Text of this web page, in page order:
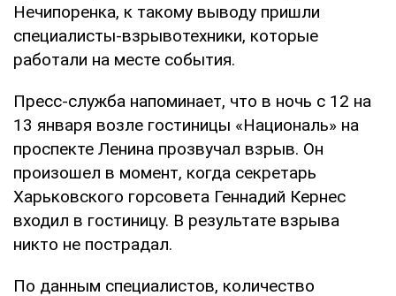
Нечипоренка, к такому выводу пришли
специалисты-взрывотехники, которые
работали на месте события.
Пресс-служба напоминает, что в ночь с 12 на
13 января возле гостиницы «Националь» на
проспекте Ленина прозвучал взрыв. Он
произошел в момент, когда секретарь
Харьковского горсовета Геннадий Кернес
входил в гостиницу. В результате взрыва
никто не пострадал.
По данным специалистов, количество